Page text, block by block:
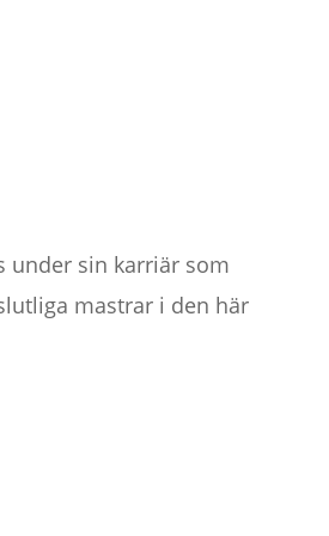
under sin karriär som
mastrar i den här